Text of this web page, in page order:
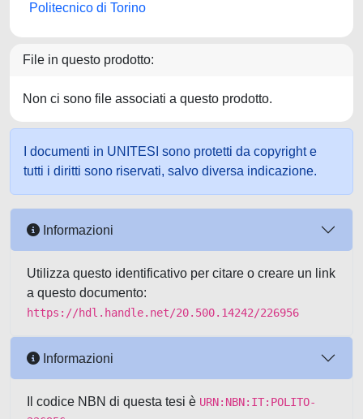
Politecnico di Torino
File in questo prodotto:
Non ci sono file associati a questo prodotto.
I documenti in UNITESI sono protetti da copyright e
tutti i diritti sono riservati, salvo diversa indicazione.
Informazioni
Utilizza questo identificativo per citare o creare un link
a questo documento:
https://hdl.handle.net/20.500.14242/226956
Informazioni
Il codice NBN di questa tesi è URN:NBN:IT:POLITO-